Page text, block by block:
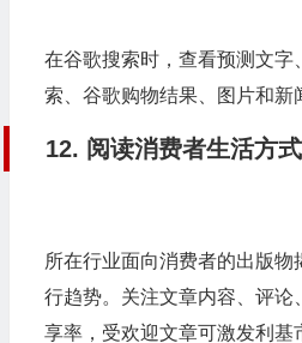
在谷歌搜索时，查看预测文字
索、谷歌购物结果、图片和新
12. 阅读消费者生活方
所在行业面向消费者的出版
行趋势。关注文章内容、评论
享率，受欢迎文章可激发利基